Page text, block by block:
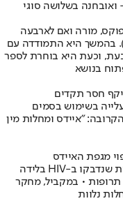
- ואובחנה בשלושה סוגי
מורה ואם לארבעה
מפלורידה, אובחנה עם נגיף הפפילומה (HPV). בהמשך היא התמודדה עם
וכעת היא בוחרת לספר
בנושא
בשימוש בסמים
"איידס ומחלות מין
מחקר בדרום אפריקה הראה כי 5% מהתינוקות שנדבקו ב-HIV בלידה
תרופות • במקביל, מחקר